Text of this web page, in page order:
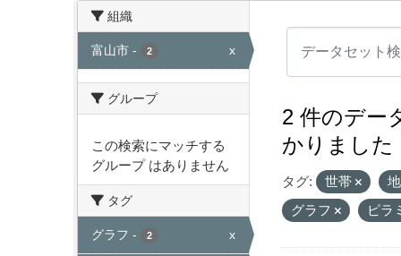
組織
富山市 - 2 x
グループ
この検索にマッチする
グループ はありません
タグ
グラフ - 2 x
2 件のデー
かりました
タグ: 世帯
グラフ
ピラ